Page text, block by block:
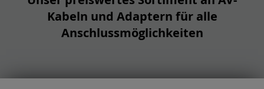
Kabeln und Adaptern für alle
Anschlussmöglichkeiten